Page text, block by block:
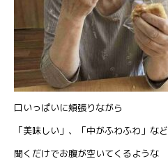
口いっぱいに頬張りながら
「美味しい」、「中がふわふわ」など
聞くだけでお腹が空いてくるような